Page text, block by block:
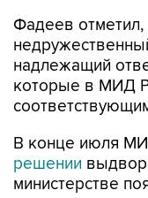
Фадеев отметил,
надлежащий
которые в МИД
В конце июля
решении
министерстве